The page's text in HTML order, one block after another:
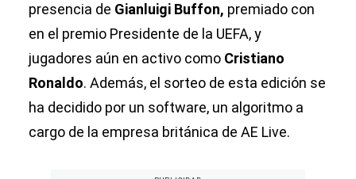
presencia de Gianluigi Buffon, premiado con
en el premio Presidente de la UEFA, y
jugadores aún en activo como Cristiano
Ronaldo. Además, el sorteo de esta edición se
ha decidido por un software, un algoritmo a
cargo de la empresa británica de AE Live.